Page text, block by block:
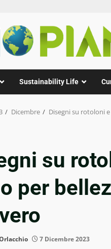
Sustainability Life
Dicembre Disegni su rotoloni
su
per
7 Dicembre 2023